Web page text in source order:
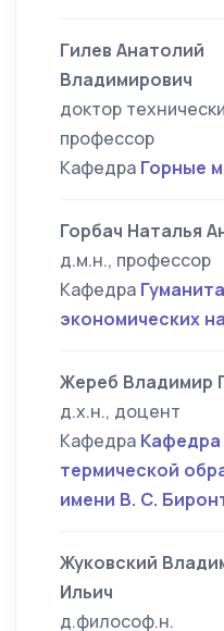
Гилев Анатолий
Владимирович
доктор
профессор
Кафедра Горные
Горбач Наталья
д.м.н., профессор
Кафедра
экономических
Жереб Владимир
д.х.н., доцент
Кафедра Кафедра
термической
имени В. С.
Жуковский
Ильич
д.философ.н.